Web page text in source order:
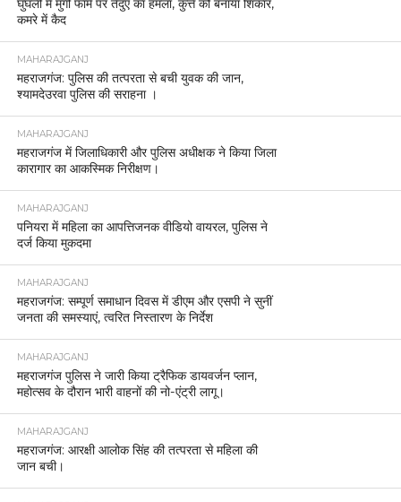
कमरे में कैद
MAHARAJGANJ
महराजगंज: पुलिस की तत्परता से बची युवक की जान,
श्यामदेउरवा पुलिस की सराहना ।
MAHARAJGANJ
महराजगंज में जिलाधिकारी और पुलिस अधीक्षक ने किया जिला
कारागार का आकस्मिक निरीक्षण।
MAHARAJGANJ
पनियरा में महिला का आपत्तिजनक वीडियो वायरल, पुलिस ने
दर्ज किया मुकदमा
MAHARAJGANJ
महराजगंज: सम्पूर्ण समाधान दिवस में डीएम और एसपी ने सुनीं
जनता की समस्याएं, त्वरित निस्तारण के निर्देश
MAHARAJGANJ
महराजगंज पुलिस ने जारी किया ट्रैफिक डायवर्जन प्लान,
महोत्सव के दौरान भारी वाहनों की नो-एंट्री लागू।
MAHARAJGANJ
महराजगंज: आरक्षी आलोक सिंह की तत्परता से महिला की
जान बची।